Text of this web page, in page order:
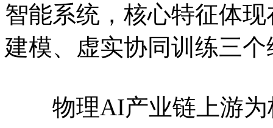
智能系统，核心特征体
建模、虚实协同训练三个
物理AI产业链上游为